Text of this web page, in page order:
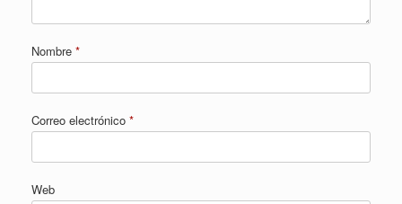
Nombre *
Correo electrónico *
Web